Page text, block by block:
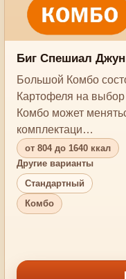
Биг Спешиал
Большой Комбо
Картофеля на
Комбо может
комплектаци…
от 804 до 1640 ккал
Другие варианты
Стандартный
Комбо